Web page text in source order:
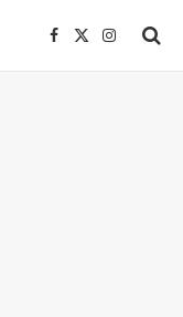
Facebook
X